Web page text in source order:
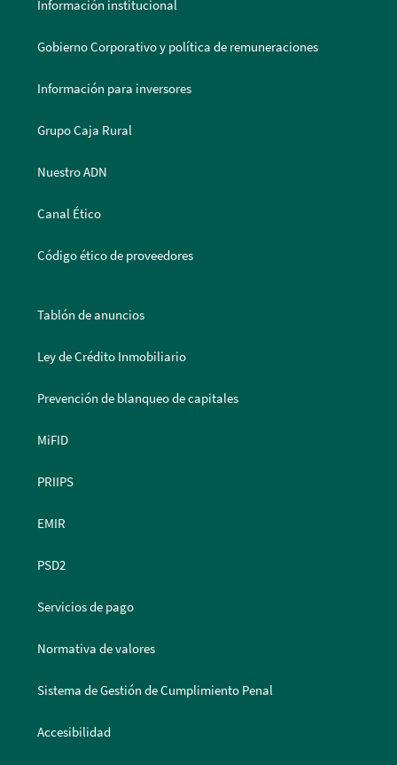
Información institucional
Gobierno Corporativo y política de remuneraciones
Información para inversores
Grupo Caja Rural
Nuestro ADN
Canal Ético
Código ético de proveedores
Tablón de anuncios
Ley de Crédito Inmobiliario
Prevención de blanqueo de capitales
MiFID
PRIIPS
EMIR
PSD2
Servicios de pago
Normativa de valores
Sistema de Gestión de Cumplimiento Penal
Accesibilidad